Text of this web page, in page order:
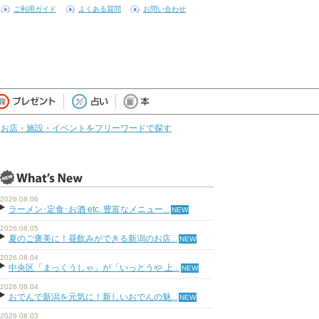
ご利用ガイド よくある質問 お問い合わせ
お店・施設・イベントをフリーワードで探す
2026.08.06
ラーメン･定食･お酒 etc. 豊富なメニュー...
2026.08.05
夏のご褒美に！昼飲みができる新潟のお店...
2026.08.04
中央区「まっくうしゃ」が「いっとうや 上...
2026.08.04
おでんで新潟を元気に！新しいおでんの魅...
2026.08.03